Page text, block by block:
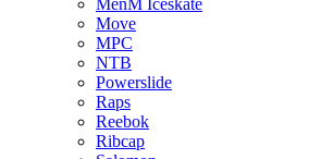
Move
MPC
NTB
Powerslide
Raps
Reebok
Ribcap